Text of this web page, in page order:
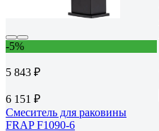
-5%
5 843 ₽
6 151 ₽
Смеситель для раковины
FRAP F1090-6